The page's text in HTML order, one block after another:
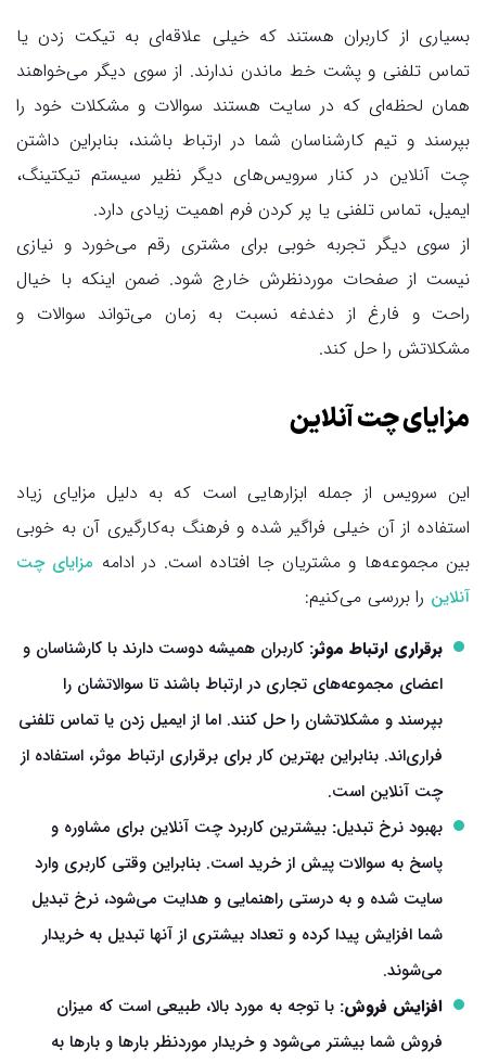
بسیاری از کاربران هستند که خیلی علاقه‌ای به تیکت زدن یا
تماس تلفنی و پشت خط ماندن ندارند. از سوی دیگر می‌خواهند
همان لحظه‌ای که در سایت هستند سوالات و مشکلات خود را
بپرسند و تیم کارشناسان شما در ارتباط باشند، بنابراین داشتن
چت آنلاین در کنار سرویس‌های دیگر نظیر سیستم تیکتینگ،
ایمیل، تماس تلفنی یا پر کردن فرم اهمیت زیادی دارد.
از سوی دیگر تجربه خوبی برای مشتری رقم می‌خورد و نیازی
نیست از صفحات موردنظرش خارج شود. ضمن اینکه با خیال
راحت و فارغ از دغدغه نسبت به زمان می‌تواند سوالات و
مشکلاتش را حل کند.
مزایای چت آنلاین
این سرویس از جمله ابزارهایی است که به دلیل مزایای زیاد
استفاده از آن خیلی فراگیر شده و فرهنگ به‌کارگیری آن به خوبی
بین مجموعه‌ها و مشتریان جا افتاده است. در ادامه مزایای چت
آنلاین را بررسی می‌کنیم:
برقراری ارتباط موثر: کاربران همیشه دوست دارند با کارشناسان و
اعضای مجموعه‌های تجاری در ارتباط باشند تا سوالاتشان را
بپرسند و مشکلاتشان را حل کنند. اما از ایمیل زدن یا تماس تلفنی
فراری‌اند. بنابراین بهترین کار برای برقراری ارتباط موثر، استفاده از
چت آنلاین است.
بهبود نرخ تبدیل: بیشترین کاربرد چت آنلاین برای مشاوره و
پاسخ به سوالات پیش از خرید است. بنابراین وقتی کاربری وارد
سایت شده و به درستی راهنمایی و هدایت می‌شود، نرخ تبدیل
شما افزایش پیدا کرده و تعداد بیشتری از آنها تبدیل به خریدار
می‌شوند.
افزایش فروش: با توجه به مورد بالا، طبیعی است که میزان
فروش شما بیشتر می‌شود و خریدار موردنظر بارها و بارها به